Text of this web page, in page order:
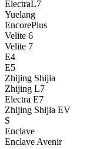
ElectraL7
Yuelang
EncorePlus
Velite 6
Velite 7
E4
E5
Zhijing Shijia
Zhijing L7
Electra E7
Zhijing Shijia EV
S
Enclave
Enclave Avenir